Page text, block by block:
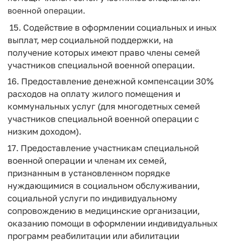
военной операции.
15. Содействие в оформлении социальных и иных
выплат, мер социальной поддержки, на
получение которых имеют право члены семей
участников специальной военной операции.
16. Предоставление денежной компенсации 30%
расходов на оплату жилого помещения и
коммунальных услуг (для многодетных семей
участников специальной военной операции с
низким доходом).
17. Предоставление участникам специальной
военной операции и членам их семей,
признанным в установленном порядке
нуждающимися в социальном обслуживании,
социальной услуги по индивидуальному
сопровождению в медицинские организации,
оказанию помощи в оформлении индивидуальных
программ реабилитации или абилитации